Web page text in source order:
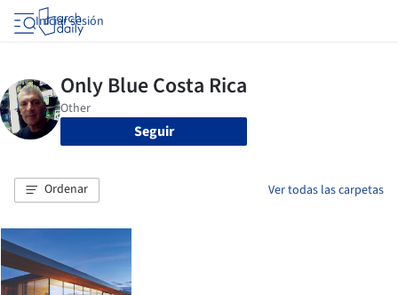
Iniciar sesión
Seguir
Ordenar Ver todas las carpetas